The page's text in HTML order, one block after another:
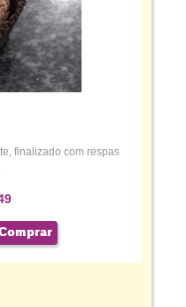
finalizado com respas